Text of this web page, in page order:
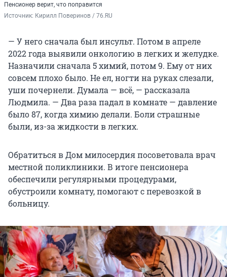
Пенсионер верит, что поправится
Источник: Кирилл Поверинов / 76.RU
— У него сначала был инсульт. Потом в апреле
2022 года выявили онкологию в легких и желудке.
Назначили сначала 5 химий, потом 9. Ему от них
совсем плохо было. Не ел, ногти на руках слезали,
уши почернели. Думала — всё, — рассказала
Людмила. — Два раза падал в комнате — давление
было 87, когда химию делали. Боли страшные
были, из-за жидкости в легких.
Обратиться в Дом милосердия посоветовала врач
местной поликлиники. В итоге пенсионера
обеспечили регулярными процедурами,
обустроили комнату, помогают с перевозкой в
больницу.